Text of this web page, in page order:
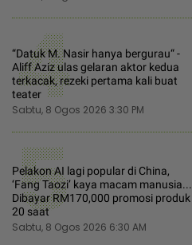
4
“Datuk M. Nasir hanya bergurau“ -
Aliff Aziz ulas gelaran aktor kedua
terkacak, rezeki pertama kali buat
teater
Sabtu, 8 Ogos 2026 3:30 PM
5
Pelakon AI lagi popular di China,
‘Fang Taozi’ kaya macam manusia...
Dibayar RM170,000 promosi produk
20 saat
Sabtu, 8 Ogos 2026 6:30 AM